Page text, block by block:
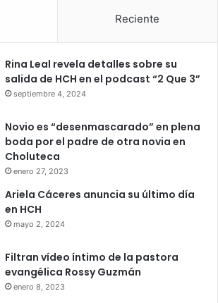
Reciente
Rina Leal revela detalles sobre su
salida de HCH en el podcast “2 Que 3”
septiembre 4, 2024
Novio es “desenmascarado” en plena
boda por el padre de otra novia en
Choluteca
enero 27, 2023
Ariela Cáceres anuncia su último día
en HCH
mayo 2, 2024
Filtran vídeo íntimo de la pastora
evangélica Rossy Guzmán
enero 8, 2023